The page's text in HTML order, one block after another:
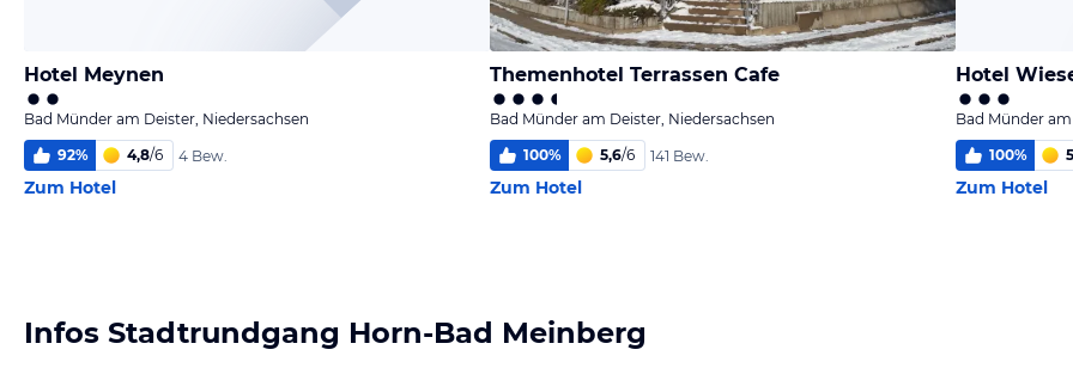
Hotel Meynen
Bad Münder am Deister, Niedersachsen
92% 4,8/6 4 Bew.
Zum Hotel
Themenhotel Terrassen Cafe
Bad Münder am Deister, Niedersachsen
100% 5,6/6 141 Bew.
Zum Hotel
Hotel
Bad Münder
100%
Zum Hotel
Infos Stadtrundgang Horn-Bad Meinberg